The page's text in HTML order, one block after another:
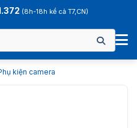
(8h-18h kể cả T7,CN)
kiện camera